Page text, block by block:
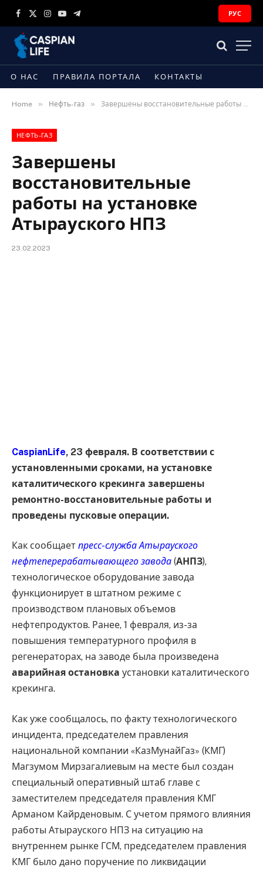
Facebook
X
Instagram
YouTubeTelegram
РУС
О НАС ПРАВИЛА ПОРТАЛА КОНТАКТЫ
Home » Нефть-газ » Завершены восстановительные работы на установке Атырауского НПЗ
НЕФТЬ-ГАЗ
Завершены
восстановительные
работы на установке
Атырауского НПЗ
23.02.2023
CaspianLife, 23 февраля. В соответствии с
установленными сроками, на установке
каталитического крекинга завершены
ремонтно-восстановительные работы и
проведены пусковые операции.
Как сообщает пресс-служба Атырауского
нефтеперерабатывающего завода (АНПЗ),
технологическое оборудование завода
функционирует в штатном режиме с
производством плановых объемов
нефтепродуктов. Ранее, 1 февраля, из-за
повышения температурного профиля в
регенераторах, на заводе была произведена
аварийная остановка установки каталитического
крекинга.
Как уже сообщалось, по факту технологического
инцидента, председателем правления
национальной компании «КазМунайГаз» (КМГ)
Магзумом Мирзагалиевым на месте был создан
специальный оперативный штаб главе с
заместителем председателя правления КМГ
Арманом Кайрденовым. С учетом прямого влияния
работы Атырауского НПЗ на ситуацию на
внутреннем рынке ГСМ, председателем правления
КМГ было дано поручение по ликвидации